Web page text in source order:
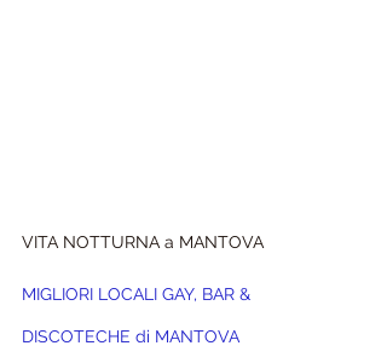
VITA NOTTURNA a MANTOVA
MIGLIORI LOCALI GAY, BAR &
DISCOTECHE di MANTOVA